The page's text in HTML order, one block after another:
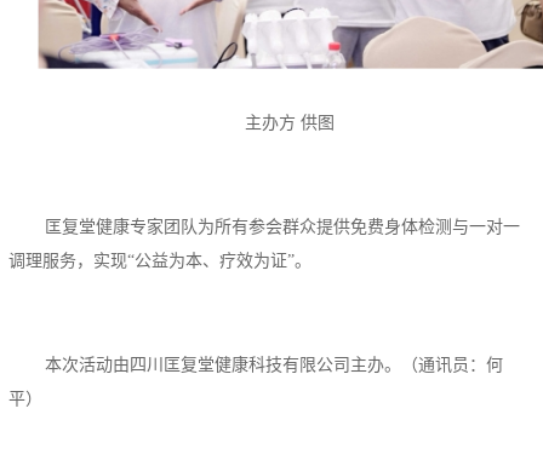
主办方 供图
匡复堂健康专家团队为所有参会群众提供免费身体检测与一对一
调理服务，实现“公益为本、疗效为证”。
本次活动由四川匡复堂健康科技有限公司主办。（通讯员：何
平）